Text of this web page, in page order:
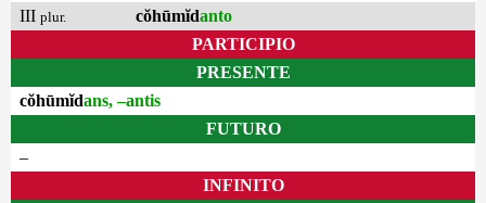
III plur. cŏhūmĭdanto
PARTICIPIO
PRESENTE
cŏhūmĭdans, –antis
FUTURO
–
INFINITO